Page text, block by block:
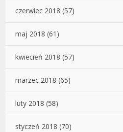
czerwiec 2018 (57)
maj 2018 (61)
kwiecień 2018 (57)
marzec 2018 (65)
luty 2018 (58)
styczeń 2018 (70)